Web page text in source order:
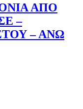
ΑΠΟ
–
– ΑΝΩ